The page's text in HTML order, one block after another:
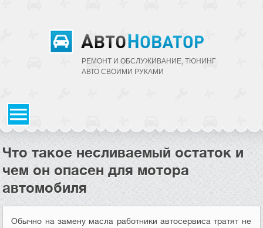
РЕМОНТ И ОБСЛУЖИВАНИЕ, ТЮНИНГ
АВТО CВОИМИ РУКАМИ
Что такое несливаемый остаток и
чем он опасен для мотора
автомобиля
Обычно на замену масла работники автосервиса тратят не